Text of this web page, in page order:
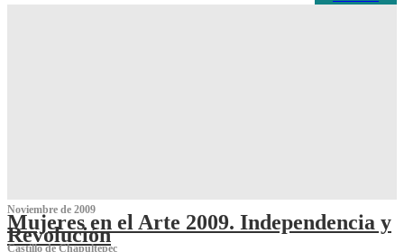
Noviembre de 2009
Mujeres en el Arte 2009. Independencia y
Revolución
Castillo de Chapultepec